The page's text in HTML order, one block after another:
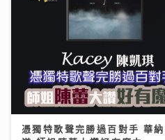
憑獨特歌聲完勝過百對手 華